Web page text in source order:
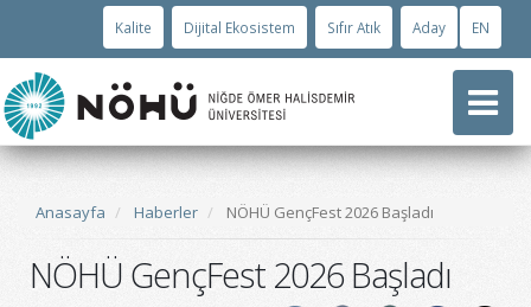
Kalite Dijital Ekosistem Sıfır Atık Aday EN
Anasayfa Haberler NÖHÜ GençFest 2026 Başladı
NÖHÜ GençFest 2026 Başladı